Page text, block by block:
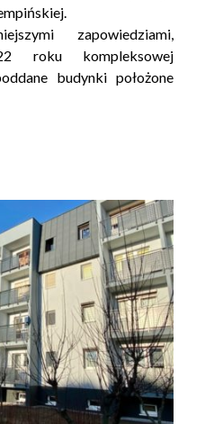
zapowiedziami,
roku kompleksowej
budynki położone